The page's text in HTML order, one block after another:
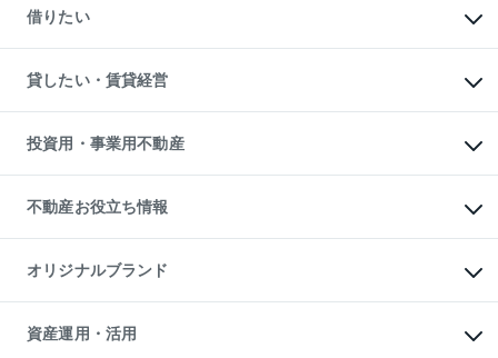
中古一戸建ての購入
不動産購入の流れ
注目キーワード物件特集
購入ガイド
English 繁体中文簡体中文
一戸建ての売却・査定
土地の売却・査定
スピードAI査定
不動産査定について
不動産売却の流れ
不動産買換えの流れ
売却ガイド
借りたい
オフィス・店舗の賃貸
借りるときの流れ
借りるガイド
貸したい・賃貸経営
マンション賃料データ
賃貸管理プラン
リロケーションについて
貸すガイド
投資用・事業用不動産
事業用不動産
マンション投資
投資用マンション
アパート経営
収益物件
ビル購入（ビル一棟）
投資用不動産の売却査定
不動産お役立ち情報
マンションライブラリー
人気マンションランキング
暮らしに役立つ不動産メディア
不動産相場・不動産価格情報
オリジナルブランド
一棟リノベーションマンション
L`GENTE（ルジェンテ）
資産運用・活用